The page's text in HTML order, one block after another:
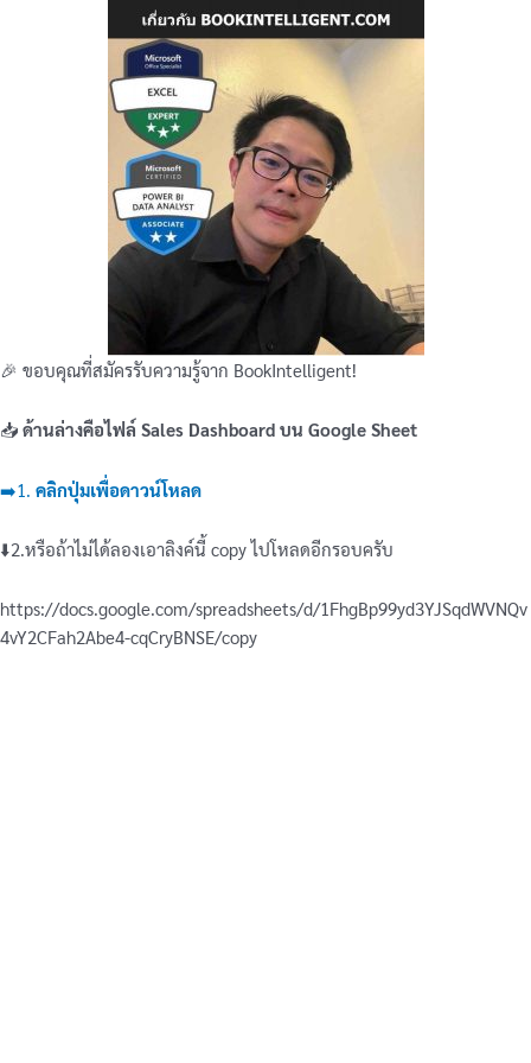
🎉 ขอบคุณที่สมัครรับความรู้จาก BookIntelligent!
📥 ด้านล่างคือไฟล์ Sales Dashboard บน Google Sheet
➡️1. คลิกปุ่มเพื่อดาวน์โหลด
⬇️2.หรือถ้าไม่ได้ลองเอาลิงค์นี้ copy ไปโหลดอีกรอบครับ
https://docs.google.com/spreadsheets/d/1FhgBp99yd3YJSqdWVNQv
4vY2CFah2Abe4-cqCryBNSE/copy